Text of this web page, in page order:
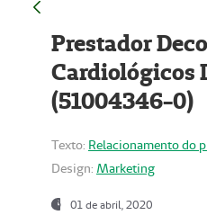
Prestador
Cardiológicos
(51004346-0)
Texto: Relacionamento do
Design: Marketing
01 de abril, 2020